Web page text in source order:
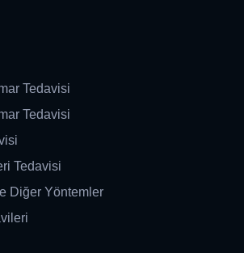
Tedavisi
Tedavisi
Tedavisi
Diğer Yöntemler